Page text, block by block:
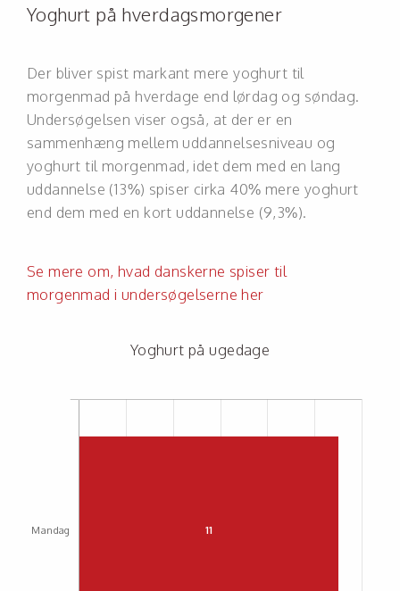
Yoghurt på hverdagsmorgener
Der bliver spist markant mere yoghurt til
morgenmad på hverdage end lørdag og søndag.
Undersøgelsen viser også, at der er en
sammenhæng mellem uddannelsesniveau og
yoghurt til morgenmad, idet dem med en lang
uddannelse (13%) spiser cirka 40% mere yoghurt
end dem med en kort uddannelse (9,3%).
Se mere om, hvad danskerne spiser til
morgenmad i undersøgelserne her
Yoghurt på ugedage